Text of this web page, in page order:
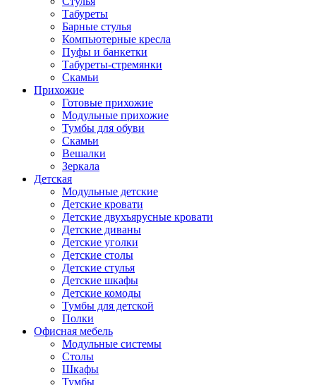
Табуреты
Барные стулья
Компьютерные кресла
Пуфы и банкетки
Табуреты-стремянки
Скамьи
Прихожие
Готовые прихожие
Модульные прихожие
Тумбы для обуви
Скамьи
Вешалки
Зеркала
Детская
Модульные детские
Детские кровати
Детские двухъярусные кровати
Детские диваны
Детские уголки
Детские столы
Детские стулья
Детские шкафы
Детские комоды
Тумбы для детской
Полки
Офисная мебель
Модульные системы
Столы
Шкафы
Тумбы